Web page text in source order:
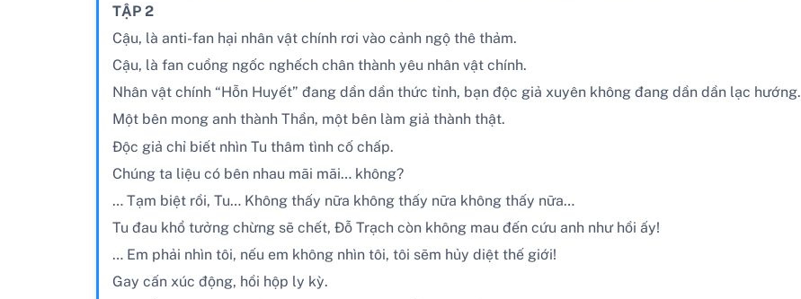
TẬP 2
Cậu, là anti-fan hại nhân vật chính rơi vào cảnh ngộ thê thảm.
Cậu, là fan cuồng ngốc nghếch chân thành yêu nhân vật chính.
Nhân vật chính “Hỗn Huyết” đang dần dần thức tỉnh, bạn độc giả xuyên không đang dần dần lạc hướng.
Một bên mong anh thành Thần, một bên làm giả thành thật.
Độc giả chỉ biết nhìn Tu thâm tình cố chấp.
Chúng ta liệu có bên nhau mãi mãi… không?
… Tạm biệt rồi, Tu… Không thấy nữa không thấy nữa không thấy nữa…
Tu đau khổ tưởng chừng sẽ chết, Đỗ Trạch còn không mau đến cứu anh như hồi ấy!
… Em phải nhìn tôi, nếu em không nhìn tôi, tôi sẽm hủy diệt thế giới!
Gay cấn xúc động, hồi hộp ly kỳ.